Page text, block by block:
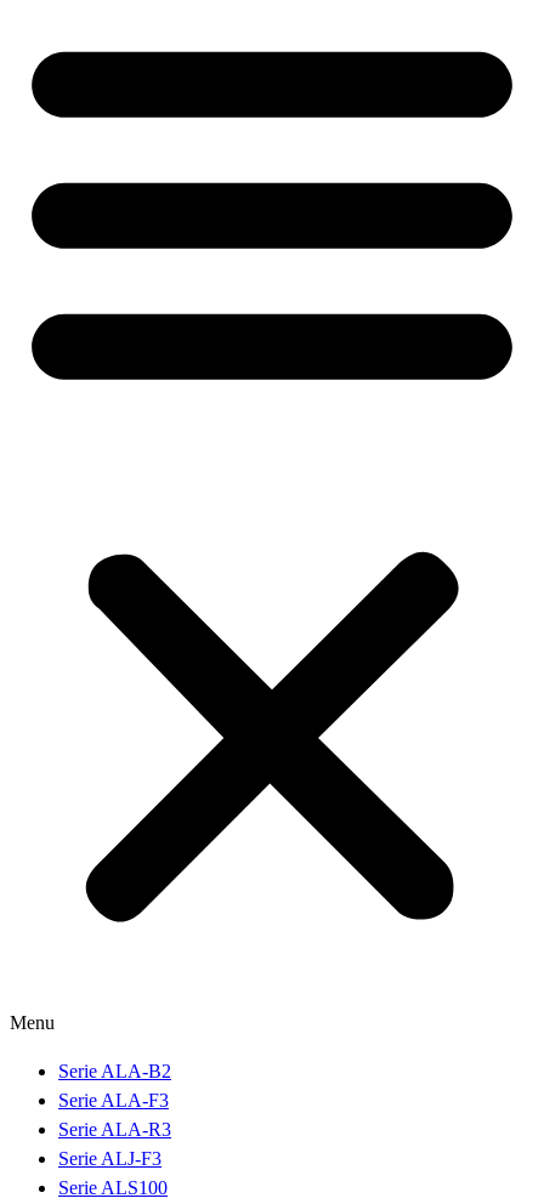
Menu
Serie ALA-B2
Serie ALA-F3
Serie ALA-R3
Serie ALJ-F3
Serie ALS100